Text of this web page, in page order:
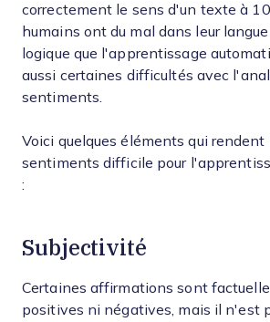
correctement le sens d'un texte à
humains ont du mal dans leur
logique que l'apprentissage
aussi certaines difficultés avec
sentiments.
Voici quelques éléments qui
sentiments difficile pour
:
Subjectivité
Certaines affirmations sont
positives ni négatives, mais il n'est